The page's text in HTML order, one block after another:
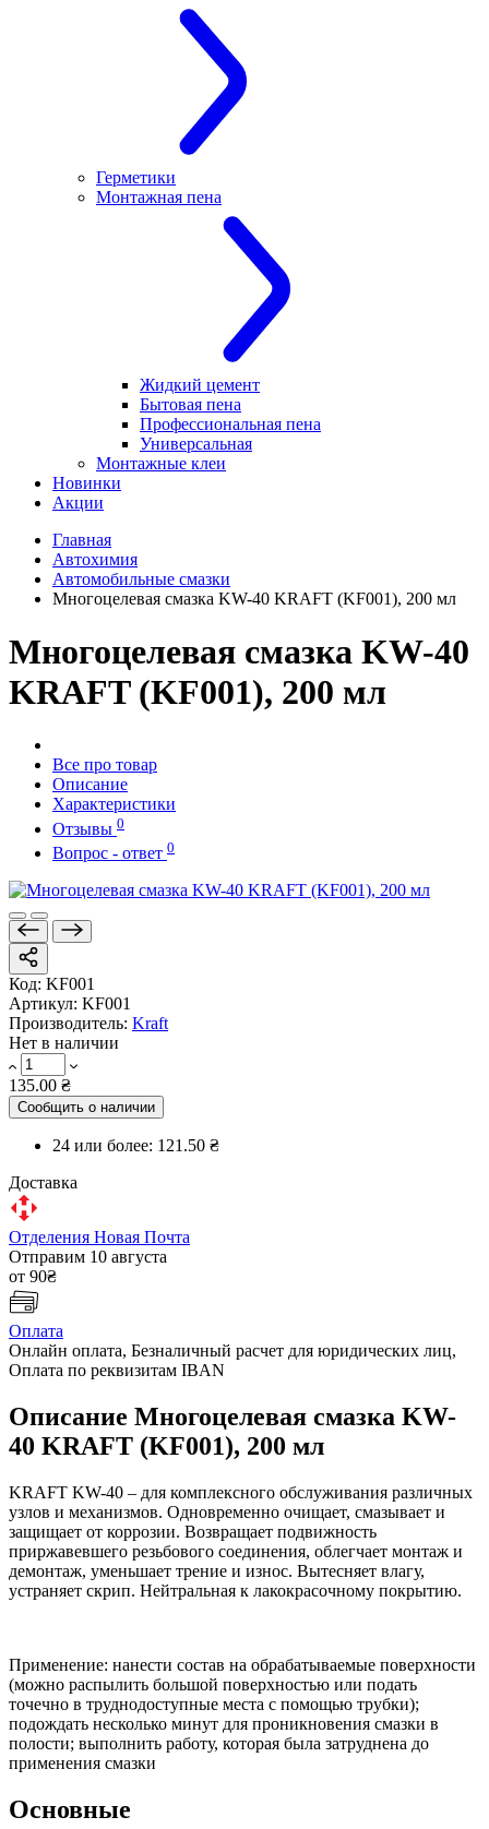
Герметики
Монтажная пена
Жидкий цемент
Бытовая пена
Профессиональная пена
Универсальная
Монтажные клеи
Новинки
Акции
Главная
Автохимия
Автомобильные смазки
Многоцелевая смазка KW-40 KRAFT (KF001), 200 мл
Многоцелевая смазка KW-40
KRAFT (KF001), 200 мл
Все про товар
Описание
Характеристики
Отзывы 0
Вопрос - ответ 0
Код: KF001
Артикул: KF001
Производитель: Kraft
Нет в наличии
135.00 ₴
Сообщить о наличии
24 или более: 121.50 ₴
Доставка
Отделения Новая Почта
Отправим 10 августа
от 90₴
Оплата
Онлайн оплата, Безналичный расчет для юридических лиц,
Оплата по реквизитам IBAN
Описание Многоцелевая смазка KW-
40 KRAFT (KF001), 200 мл
KRAFT KW-40 – для комплексного обслуживания различных
узлов и механизмов. Одновременно очищает, смазывает и
защищает от коррозии. Возвращает подвижность
приржавевшего резьбового соединения, облегчает монтаж и
демонтаж, уменьшает трение и износ. Вытесняет влагу,
устраняет скрип. Нейтральная к лакокрасочному покрытию.
Применение: нанести состав на обрабатываемые поверхности
(можно распылить большой поверхностью или подать
точечно в труднодоступные места с помощью трубки);
подождать несколько минут для проникновения смазки в
полости; выполнить работу, которая была затруднена до
применения смазки
Основные